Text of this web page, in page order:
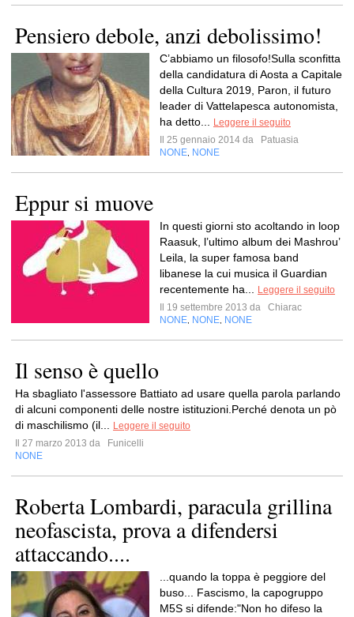
Pensiero debole, anzi debolissimo!
C’abbiamo un filosofo!Sulla sconfitta
della candidatura di Aosta a Capitale
della Cultura 2019, Paron, il futuro
leader di Vattelapesca autonomista,
ha detto...
Leggere il seguito
Il 25 gennaio 2014 da
Patuasia
NONE NONE
Eppur si muove
In questi giorni sto acoltando in loop
Raasuk, l’ultimo album dei Mashrou’
Leila, la super famosa band
libanese la cui musica il Guardian
recentemente ha...
Leggere il seguito
Il 19 settembre 2013 da
Chiarac
NONE NONE NONE
Il senso è quello
Ha sbagliato l'assessore Battiato ad usare quella parola parlando
di alcuni componenti delle nostre istituzioni.Perché denota un pò
di maschilismo (il...
Leggere il seguito
Il 27 marzo 2013 da
Funicelli
NONE
Roberta Lombardi, paracula grillina
neofascista, prova a difendersi
attaccando....
...quando la toppa è peggiore del
buso... Fascismo, la capogruppo
M5S si difende:"Non ho difeso la